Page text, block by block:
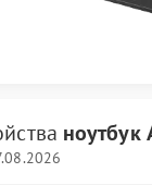
ноутбук